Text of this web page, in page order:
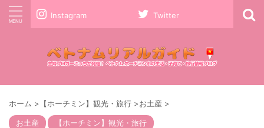
Instagram Twitter
ホーム > 【ホーチミン】観光・旅行 >お土産 >
お土産 【ホーチミン】観光・旅行